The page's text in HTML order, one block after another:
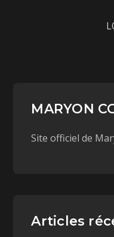
MARYON
Site officiel de
Articles